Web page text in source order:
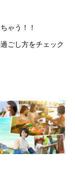
ゃう！！
ごし方をチェック